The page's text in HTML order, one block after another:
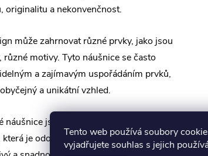
Tento web používá soubory
vyjadřujete souhlas s jejich
originalitu a nekonvenčnost.
může zahrnovat různé prvky, jako jsou
různé motivy. Tyto náušnice se často
a zajímavým uspořádáním prvků,
a unikátní vzhled.
náušnice jsou obvykle vyrobeny z
je odolná a hypoalergenní. Tento